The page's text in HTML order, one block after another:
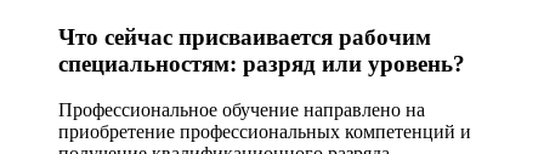
Что сейчас присваивается рабочим
специальностям: разряд или уровень?
Профессиональное обучение направлено на
приобретение профессиональных компетенций и